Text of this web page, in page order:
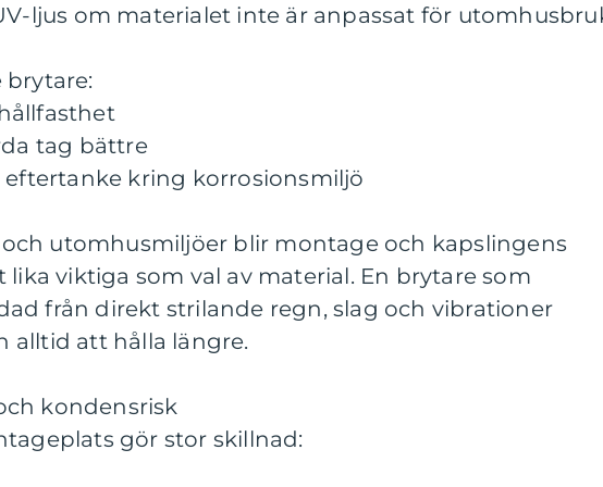
ljus om materialet inte är anpassat för
brytare:
tag bättre
eftertanke kring korrosionsmiljö
utomhusmiljöer blir montage och kapslingens
lika viktiga som val av material. En brytare som
från direkt strilande regn, slag och vibrationer
alltid att hålla längre.
kondensrisk
gör stor skillnad: